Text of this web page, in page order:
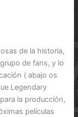
de la historia,
de fans, y lo
( abajo os
Legendary
la producción,
películas